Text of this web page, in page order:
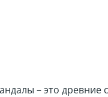
– это древние